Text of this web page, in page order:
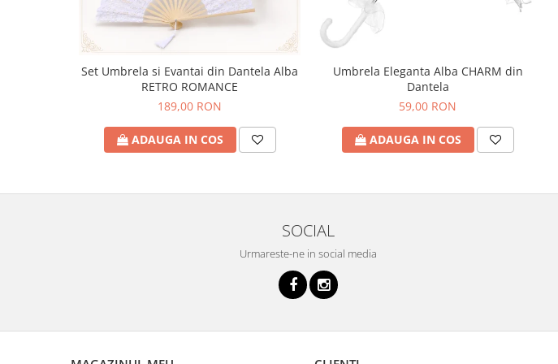
Set Umbrela si Evantai din Dantela Alba
RETRO ROMANCE
189,00 RON
ADAUGA IN COS
Umbrela Eleganta Alba CHARM din
Dantela
59,00 RON
ADAUGA IN COS
SOCIAL
Urmareste-ne in social media